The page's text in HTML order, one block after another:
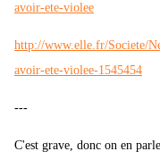
avoir-ete-violee
http://www.elle.fr/Societe/
avoir-ete-violee-1545454
---
C'est grave, donc on en